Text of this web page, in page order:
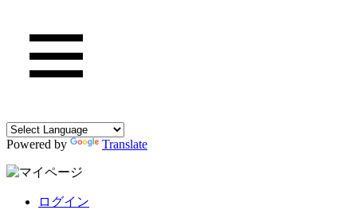
Powered by Translate
ログイン